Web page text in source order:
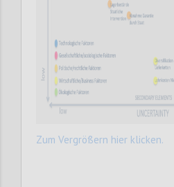
Zum Vergrößern hier klicken.